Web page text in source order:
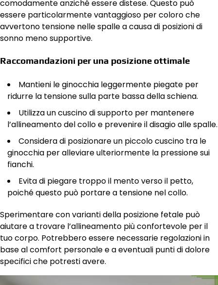
comodamente anziché essere distese. Questo può
essere particolarmente vantaggioso per coloro che
avvertono tensione nelle spalle a causa di posizioni di
sonno meno supportive.
Raccomandazioni per una posizione ottimale
Mantieni le ginocchia leggermente piegate per
ridurre la tensione sulla parte bassa della schiena.
Utilizza un cuscino di supporto per mantenere
l’allineamento del collo e prevenire il disagio alle spalle.
Considera di posizionare un piccolo cuscino tra le
ginocchia per alleviare ulteriormente la pressione sui
fianchi.
Evita di piegare troppo il mento verso il petto,
poiché questo può portare a tensione nel collo.
Sperimentare con varianti della posizione fetale può
aiutare a trovare l’allineamento più confortevole per il
tuo corpo. Potrebbero essere necessarie regolazioni in
base al comfort personale e a eventuali punti di dolore
specifici che potresti avere.